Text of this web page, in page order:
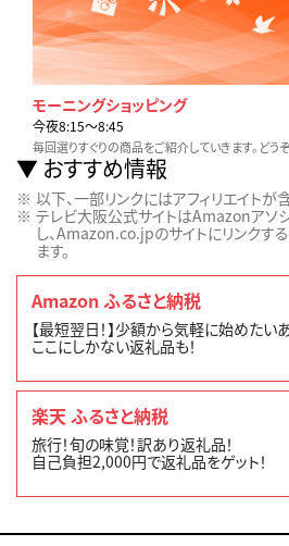
モーニングショッピング
今夜8:15〜8:45
毎回選りすぐりの商品をご紹介していきます。どうぞ
おすすめ情報
以下、一部リンクにはアフィリエイトが
テレビ大阪公式サイトはAmazonアソ
し、Amazon.co.jpのサイトにリンクす
ます。
Amazon ふるさと納税
【最短翌日！】少額から気軽に始めたい
ここにしかない返礼品も！
楽天 ふるさと納税
旅行！旬の味覚！訳あり返礼品！
自己負担2,000円で返礼品をゲット！